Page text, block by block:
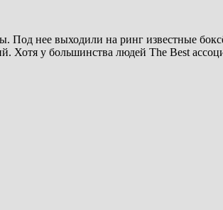
нее выходили на ринг известные
у большинства людей The Best